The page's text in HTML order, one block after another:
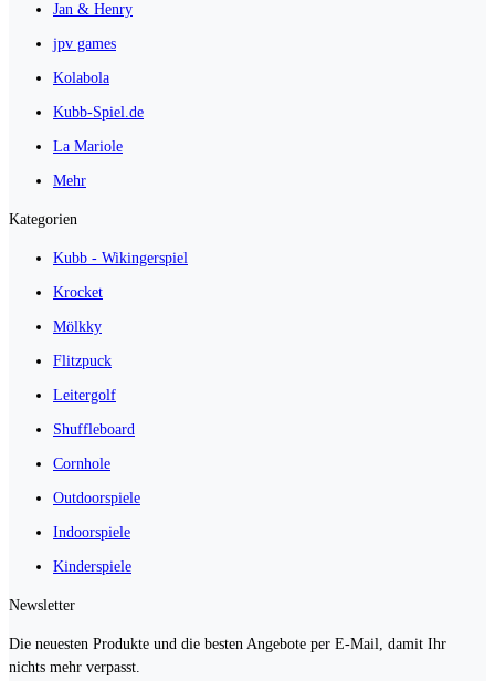
Jan & Henry
jpv games
Kolabola
Kubb-Spiel.de
La Mariole
Mehr
Kategorien
Kubb - Wikingerspiel
Krocket
Mölkky
Flitzpuck
Leitergolf
Shuffleboard
Cornhole
Outdoorspiele
Indoorspiele
Kinderspiele
Newsletter
Die neuesten Produkte und die besten Angebote per E-Mail, damit Ihr
nichts mehr verpasst.